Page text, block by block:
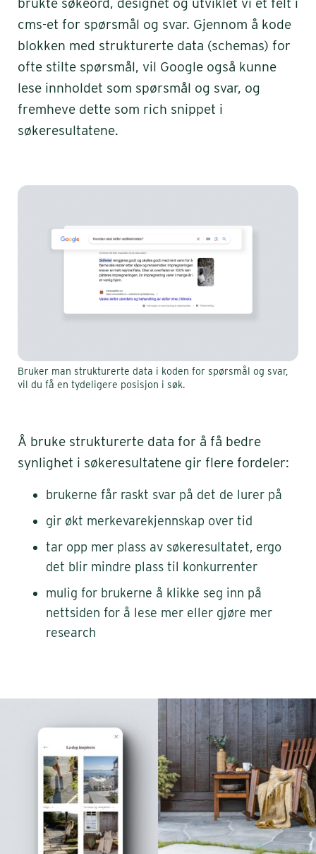
brukte søkeord, designet og utviklet vi et felt i
cms-et for spørsmål og svar. Gjennom å kode
blokken med strukturerte data (schemas) for
ofte stilte spørsmål, vil Google også kunne
lese innholdet som spørsmål og svar, og
fremheve dette som rich snippet i
søkeresultatene.
Bruker man strukturerte data i koden for spørsmål og svar,
vil du få en tydeligere posisjon i søk.
Å bruke strukturerte data for å få bedre
synlighet i søkeresultatene gir flere fordeler:
brukerne får raskt svar på det de lurer på
gir økt merkevarekjennskap over tid
tar opp mer plass av søkeresultatet, ergo
det blir mindre plass til konkurrenter
mulig for brukerne å klikke seg inn på
nettsiden for å lese mer eller gjøre mer
research